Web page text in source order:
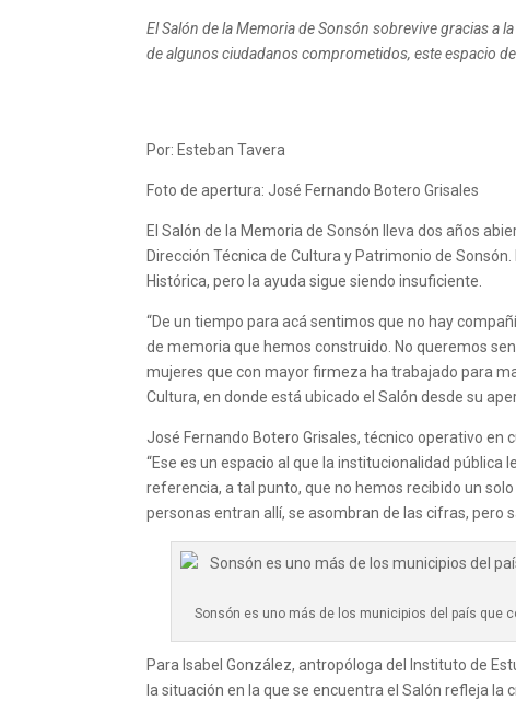
El Salón de la Memoria de Sonsón sobrevive gracias a
de algunos ciudadanos comprometidos, este espacio
Por: Esteban Tavera
Foto de apertura: José Fernando Botero Grisales
El Salón de la Memoria de Sonsón lleva dos años
Dirección Técnica de Cultura y Patrimonio de
Histórica, pero la ayuda sigue siendo insuficiente.
“De un tiempo para acá sentimos que no hay
de memoria que hemos construido. No queremos
mujeres que con mayor firmeza ha trabajado para
Cultura, en donde está ubicado el Salón desde su
José Fernando Botero Grisales, técnico operativo en
“Ese es un espacio al que la institucionalidad
referencia, a tal punto, que no hemos recibido un
personas entran allí, se asombran de las cifras, pero
Sonsón es uno más de los municipios del país que
Para Isabel González, antropóloga del Instituto de
la situación en la que se encuentra el Salón refleja la